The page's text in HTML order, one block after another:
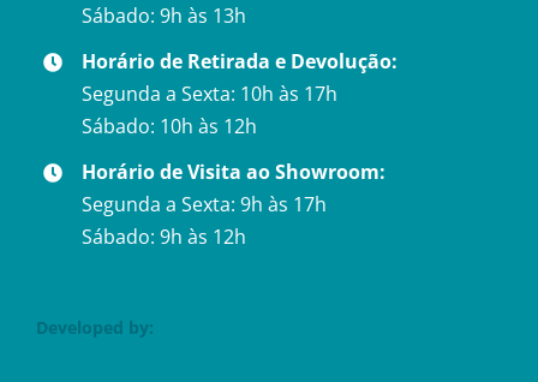
Sábado: 9h às 13h
Horário de Retirada e Devolução:
Segunda a Sexta: 10h às 17h
Sábado: 10h às 12h
Horário de Visita ao Showroom:
Segunda a Sexta: 9h às 17h
Sábado: 9h às 12h
Developed by: